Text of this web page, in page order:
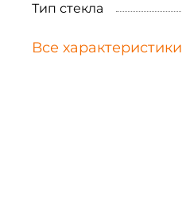
Тип стекла
Все характеристики